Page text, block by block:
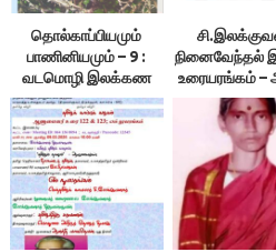
தொல்காப்பியமும்
பாணினியமும் – 9 :
வடமொழி இலக்கண
நூலாசிரியர் அறுபத்து
நால்வர் என்னும் புரட்டு –
இலக்குவனார்
திருவள்ளுவன்
உரையரங்கம்
22, 2056
07.09.2025
காலை